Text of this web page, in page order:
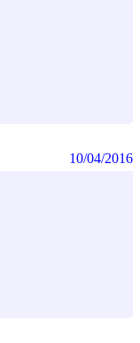
10/04/2016